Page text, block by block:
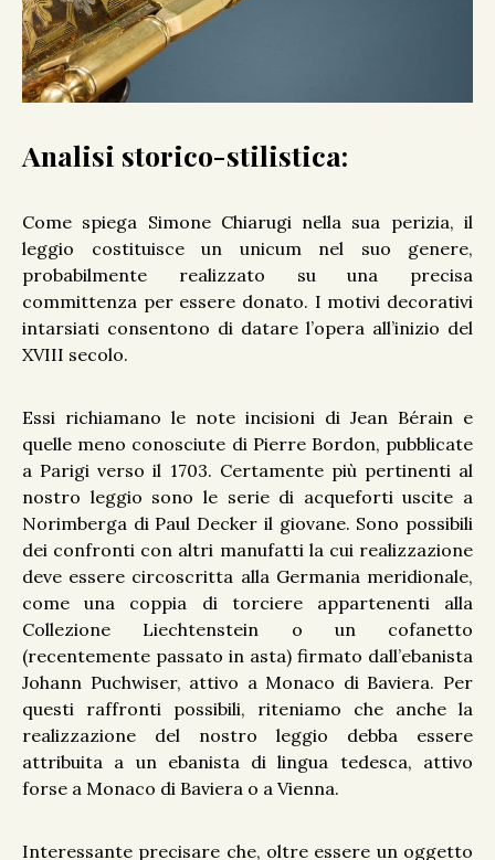
Analisi storico-stilistica:
Come spiega Simone Chiarugi nella sua perizia, il
leggio costituisce un unicum nel suo genere,
probabilmente realizzato su una precisa
committenza per essere donato. I motivi decorativi
intarsiati consentono di datare l’opera all’inizio del
XVIII secolo.
Essi richiamano le note incisioni di Jean Bérain e
quelle meno conosciute di Pierre Bordon, pubblicate
a Parigi verso il 1703. Certamente più pertinenti al
nostro leggio sono le serie di acqueforti uscite a
Norimberga di Paul Decker il giovane. Sono possibili
dei confronti con altri manufatti la cui realizzazione
deve essere circoscritta alla Germania meridionale,
come una coppia di torciere appartenenti alla
Collezione Liechtenstein o un cofanetto
(recentemente passato in asta) firmato dall’ebanista
Johann Puchwiser, attivo a Monaco di Baviera. Per
questi raffronti possibili, riteniamo che anche la
realizzazione del nostro leggio debba essere
attribuita a un ebanista di lingua tedesca, attivo
forse a Monaco di Baviera o a Vienna.
Interessante precisare che, oltre essere un oggetto